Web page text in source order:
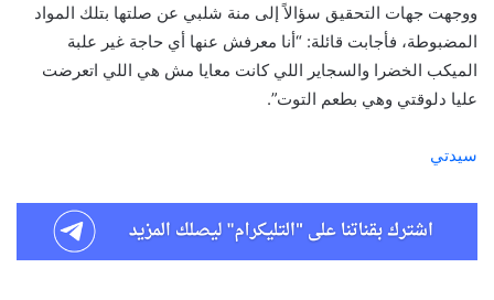
ووجهت جهات التحقيق سؤالاً إلى منة شلبي عن صلتها بتلك المواد
المضبوطة، فأجابت قائلة: “أنا معرفش عنها أي حاجة غير علبة
الميكب الخضرا والسجاير اللي كانت معايا مش هي اللي اتعرضت
عليا دلوقتي وهي بطعم التوت”.
سيدتي